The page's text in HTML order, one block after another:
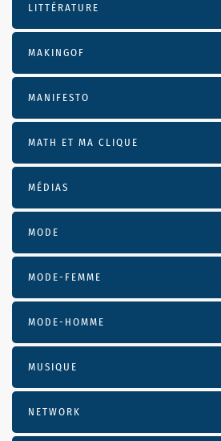
LITTÉRATURE
MAKINGOF
MANIFESTO
MATH ET MA CLIQUE
MÉDIAS
MODE
MODE-FEMME
MODE-HOMME
MUSIQUE
NETWORK